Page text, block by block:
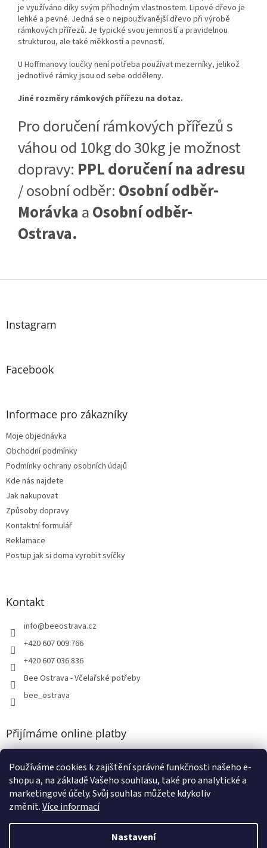
Používáme cookies k zajištění správné funkčnosti našeho e-
shopu a, na základě Vašeho souhlasu, také pro analytické a
marketingové účely. Svůj souhlas můžete kdykoliv
změnit.Více informací
Nastavení
je využíváno díky svým příhodným vlastnostem. Lipové dřevo je
lehké a pevné. Jedná se o nejpoužívanější dřevo při výrobě
rámkových přířezů. Je typické svou jemností a pravidelnou
strukturou, ale také měkkostí a pevností.
U Hoffmanovy loučky není potřeba používat mezerníky, jelikož
jednotlivé rámky jsou od sebe odděleny.
Jiné rozměry rámkových přířezu na dotaz.
Pro doručení rámkových přířezů s
váhou od 10kg do 30kg je možnost
dopravy: PPL doručení na adresu
/ osobní odběr: Osobní odběr-
Morávka aOsobní odběr-
Ostrava.
Z
Instagram
Facebook
Informace pro zákazníky
Moje objednávka
Obchodní podmínky
Podmínky ochrany osobních údajů
Kde nás najdete
Jak nakupovat
Způsoby dopravy
Kontaktní formulář
Reklamace
Postup jak si doma vyrobit svíčky
Kontakt
info@beeostrava.cz
+420 607 009 766
+420 607 036 836
Bee Ostrava - Včelařské potřeby
bee_ostrava
Přijímáme online platby